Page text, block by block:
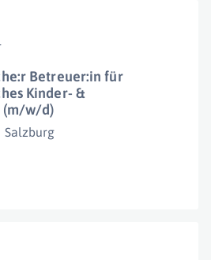
Betreuer:in für
Kinder- &
(m/w/d)
Salzburg